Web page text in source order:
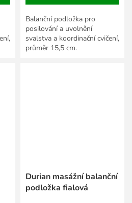
Balanční podložka pro
posilování a uvolnění
svalstva a koordinační cvičení,
průměr 15,5 cm.
Durian masážní balanční
podložka fialová